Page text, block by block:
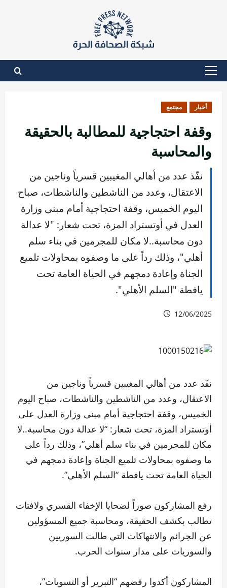
القائمة
أخبار مجتمع
وقفة احتجاجية للمطالبة بالحقيقة
والمحاسبة
نفّذ عدد من أهالي المغيبين قسرياً وناجين من
الاعتقال، وعدد من الناشطين والناشطات، صباح
اليوم الخميس، وقفة احتجاجية أمام مبنى وزارة
العدل في أوتستراد المزة، تحت شعار: "لا عدالة
دون محاسبة..لا مكان للمجرمين في بناء سلم
أهلي"، وذلك رداً على ما وصفوه بمحاولات تلميع
الجناة وإعادة دمجهم في الحياة العامة تحت
يافطة "السلم الأهلي".
12/06/2025
نفّذ عدد من أهالي المغيبين قسرياً وناجين من
الاعتقال، وعدد من الناشطين والناشطات، صباح اليوم
الخميس، وقفة احتجاجية أمام مبنى وزارة العدل على
أوتستراد المزة، تحت شعار: “لا عدالة دون محاسبة..لا
مكان للمجرمين في بناء سلم أهلي”، وذلك رداً على
ما وصفوه بمحاولات تلميع الجناة وإعادة دمجهم في
الحياة العامة تحت يافطة “السلم الأهلي”.
رفع المشاركون صوراً لضحايا الإخفاء القسري ولافتات
تطالب بكشف الحقيقة، ومحاسبة جميع المسؤولين
عن الجرائم والانتهاكات التي طالت السوريين
والسوريات على مدار سنوات الحرب.
المشاركون أكدوا رفضهم “التبرير أو التسويات”،